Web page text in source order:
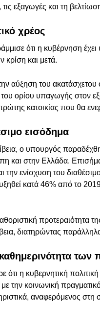
εξαγωγές και τη
χρέος
ότι η κυβέρνηση
κρίση και μετά.
αύξηση του ακατάσχετου
ορίου υπαγωγής στον
κατοικίας που θα
εισόδημα
ο υπουργός
και στην Ελλάδα.
την ενίσχυση του
κατά 46% από το
προτεραιότητα
διατηρώντας
των
ότι η κυβερνητική
την κοινωνική
αναφερόμενος